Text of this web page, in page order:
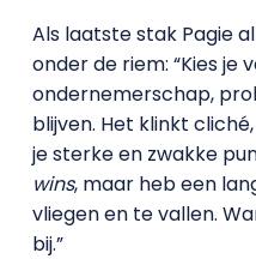
Als laatste stak Pagie
onder de riem: “Kies je
ondernemerschap,
blijven. Het klinkt
je sterke en zwakke
wins, maar heb een
vliegen en te vallen.
bij.”